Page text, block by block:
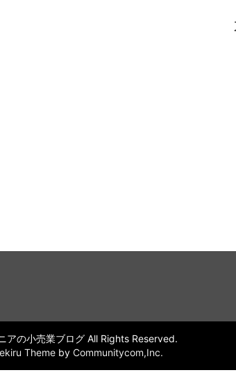
の小売業ブログ All Rights Reserved.
Theme by Communitycom,Inc.